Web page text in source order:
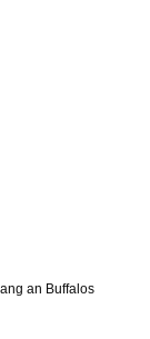
an Buffalos